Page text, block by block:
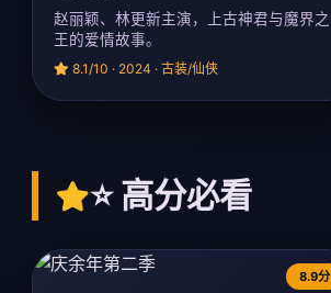
赵丽颖、林更新主演，上古神君与魔界之
王的爱情故事。
8.1/10 · 2024 · 古装/仙侠
⭐ 高分必看
8.9分